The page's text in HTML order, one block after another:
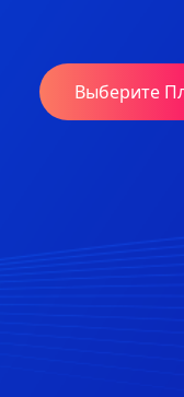
Выберите